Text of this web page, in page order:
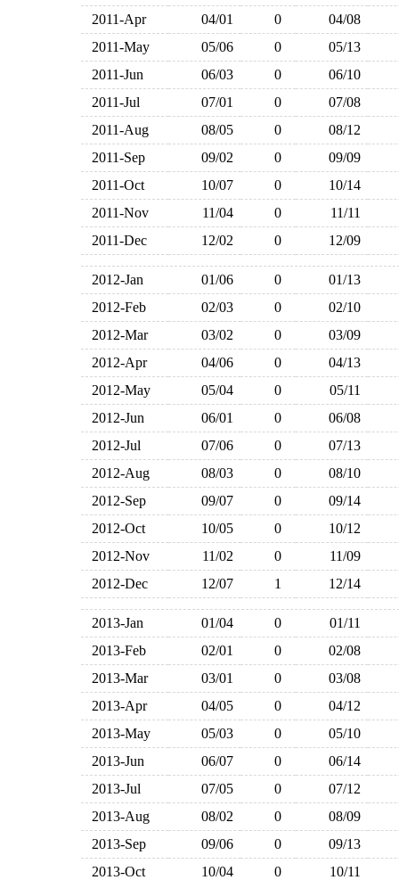
2011-Apr
04/01 0
04/08
2011-May
05/06 0
05/13
2011-Jun
06/03 0
06/10
2011-Jul
07/01 0
07/08
2011-Aug
08/05 0
08/12
2011-Sep
09/02 0
09/09
2011-Oct
10/07 0
10/14
2011-Nov
11/04 0
11/11
2011-Dec
12/02 0 12/09
2012-Jan 01/06 0
01/13
2012-Feb
02/03 0
02/10
2012-Mar
03/02 0
03/09
2012-Apr
04/06 0
04/13
2012-May
05/04 0
05/11
2012-Jun
06/01 0
06/08
2012-Jul
07/06 0
07/13
2012-Aug
08/03 0
08/10
2012-Sep
09/07 0
09/14
2012-Oct
10/05 0
10/12
2012-Nov
11/02 0
11/09
2012-Dec
12/07 1 12/14
2013-Jan 01/04 0
01/11
2013-Feb
02/01 0
02/08
2013-Mar
03/01 0
03/08
2013-Apr
04/05 0
04/12
2013-May
05/03 0
05/10
2013-Jun
06/07 0
06/14
2013-Jul
07/05 0
07/12
2013-Aug
08/02 0
08/09
2013-Sep
09/06 0
09/13
2013-Oct
10/04 0
10/11